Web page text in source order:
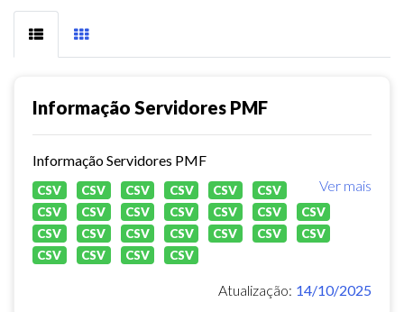
Informação Servidores PMF
Informação Servidores PMF
Ver mais
CSV CSV CSV CSV CSV
CSV
CSV
CSV CSV CSV CSV CSV
CSV
CSV
CSV CSV CSV CSV CSV
CSV
CSV
CSV CSV CSV
Atualização: 14/10/2025